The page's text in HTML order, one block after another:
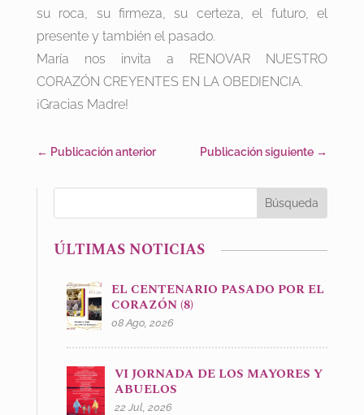
su roca, su firmeza, su certeza, el futuro, el
presente y también el pasado.
María nos invita a RENOVAR NUESTRO
CORAZÓN CREYENTES EN LA OBEDIENCIA.
¡Gracias Madre!
← Publicación anterior Publicación siguiente →
ÚLTIMAS NOTICIAS
EL CENTENARIO PASADO POR EL
CORAZÓN (8)
08 Ago, 2026
VI JORNADA DE LOS MAYORES Y
ABUELOS
22 Jul, 2026